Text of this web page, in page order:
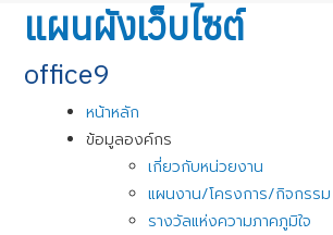
แผนผังเว็บไซต์
office9
หน้าหลัก
ข้อมูลองค์กร
เกี่ยวกับหน่วยงาน
แผนงาน/โครงการ/กิจกรรม
รางวัลแห่งความภาคภูมิใจ